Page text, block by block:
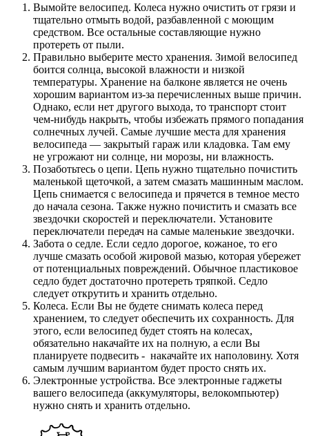
Вымойте велосипед. Колеса нужно очистить от грязи и
тщательно отмыть водой, разбавленной с моющим
средством. Все остальные составляющие нужно
протереть от пыли.
Правильно выберите место хранения. Зимой велосипед
боится солнца, высокой влажности и низкой
температуры. Хранение на балконе является не очень
хорошим вариантом из-за перечисленных выше причин.
Однако, если нет другого выхода, то транспорт стоит
чем-нибудь накрыть, чтобы избежать прямого попадания
солнечных лучей. Самые лучшие места для хранения
велосипеда — закрытый гараж или кладовка. Там ему
не угрожают ни солнце, ни морозы, ни влажность.
Позаботьтесь о цепи. Цепь нужно тщательно почистить
маленькой щеточкой, а затем смазать машинным маслом.
Цепь снимается с велосипеда и прячется в темное место
до начала сезона. Также нужно почистить и смазать все
звездочки скоростей и переключатели. Установите
переключатели передач на самые маленькие звездочки.
Забота о седле. Если седло дорогое, кожаное, то его
лучше смазать особой жировой мазью, которая убережет
от потенциальных повреждений. Обычное пластиковое
седло будет достаточно протереть тряпкой. Седло
следует открутить и хранить отдельно.
Колеса. Если Вы не будете снимать колеса перед
хранением, то следует обеспечить их сохранность. Для
этого, если велосипед будет стоять на колесах,
обязательно накачайте их на полную, а если Вы
планируете подвесить - накачайте их наполовину. Хотя
самым лучшим вариантом будет просто снять их.
Электронные устройства. Все электронные гаджеты
вашего велосипеда (аккумуляторы, велокомпьютер)
нужно снять и хранить отдельно.